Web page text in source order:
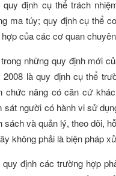
quy định cụ thể trách
ma túy; quy định cụ thể
của các cơ quan
những quy định mới
2008 là quy định cụ thể
chức năng có căn cứ
sát người có hành vi sử
sách và quản lý, theo dõi,
không phải là biện pháp
quy định các trường hợp